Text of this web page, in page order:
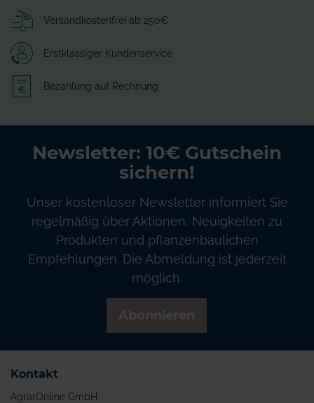
Versandkostenfrei ab 250€
Erstklassiger Kundenservice
Bezahlung auf Rechnung
Newsletter: 10€ Gutschein
sichern!
Unser kostenloser Newsletter informiert Sie
regelmäßig über Aktionen, Neuigkeiten zu
Produkten und pflanzenbaulichen
Empfehlungen. Die Abmeldung ist jederzeit
möglich.
Kontakt
AgrarOnline GmbH